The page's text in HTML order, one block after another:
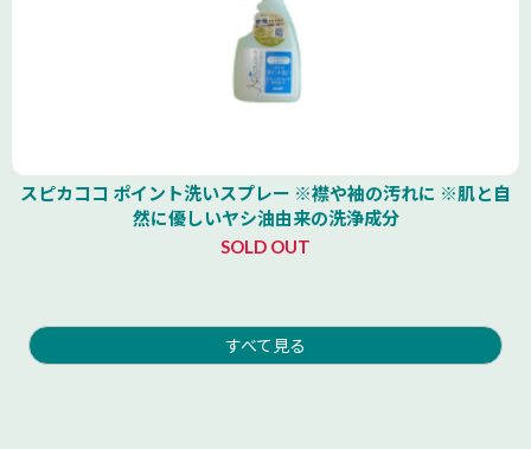
スピカココ ポイント洗いスプレー ※襟や袖の汚れに ※肌と自
然に優しいヤシ油由来の洗浄成分
SOLD OUT
すべて見る